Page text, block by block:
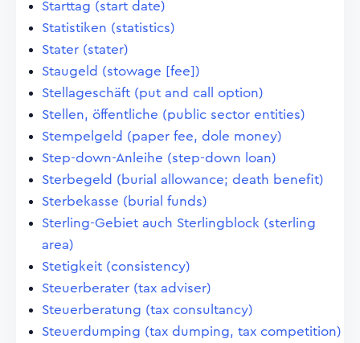
Starttag (start date)
Statistiken (statistics)
Stater (stater)
Staugeld (stowage [fee])
Stellageschäft (put and call option)
Stellen, öffentliche (public sector entities)
Stempelgeld (paper fee, dole money)
Step-down-Anleihe (step-down loan)
Sterbegeld (burial allowance; death benefit)
Sterbekasse (burial funds)
Sterling-Gebiet auch Sterlingblock (sterling
area)
Stetigkeit (consistency)
Steuerberater (tax adviser)
Steuerberatung (tax consultancy)
Steuerdumping (tax dumping, tax competition)